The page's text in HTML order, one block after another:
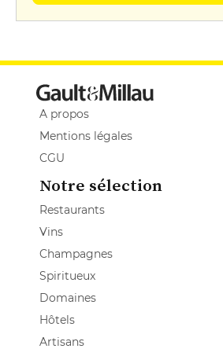
A propos
Mentions légales
CGU
Notre sélection
Restaurants
Vins
Champagnes
Spiritueux
Domaines
Hôtels
Artisans